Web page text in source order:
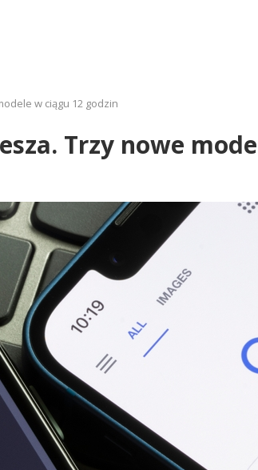
w ciągu 12 godzin
Trzy nowe